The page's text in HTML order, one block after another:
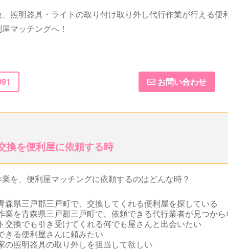
照明器具・ライトの取り付け取り外し代行作業が行える便
マッチングへ！
お問い合わせ
換を便利屋に依頼する時
を、便利屋マッチングに依頼するのはどんな時？
森県三戸郡三戸町で、交換してくれる便利屋を探している
業を青森県三戸郡三戸町で、依頼できる代行業者が見つから
交換でも引き受けてくれる何でも屋さんと出会いたい
きる便利屋さんに頼みたい
の照明器具の取り外しを担当して欲しい